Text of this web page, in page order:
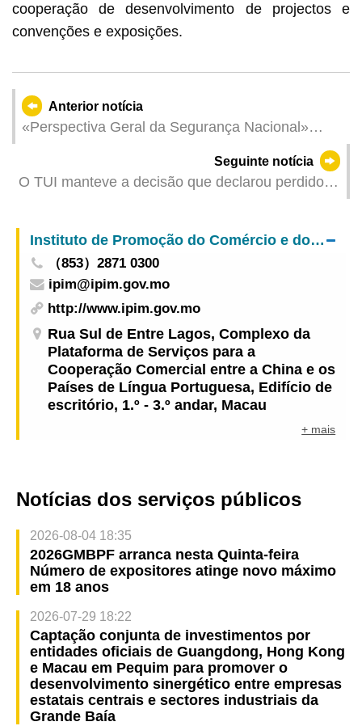
cooperação de desenvolvimento de projectos e
convenções e exposições.
Anterior notícia
«Perspectiva Geral da Segurança Nacional»
da RAEM
Seguinte notícia
O TUI manteve a decisão que declarou perdidos
Instituto de Promoção do Comércio e do Investimento
（853）2871 0300
ipim@ipim.gov.mo
http://www.ipim.gov.mo
Rua Sul de Entre Lagos, Complexo da
Plataforma de Serviços para a
Cooperação Comercial entre a China e os
Países de Língua Portuguesa, Edifício de
escritório, 1.º - 3.º andar, Macau
+ mais
Notícias dos serviços públicos
2026-08-04 18:35
2026GMBPF arranca nesta Quinta-feira
Número de expositores atinge novo máximo
em 18 anos
2026-07-29 18:22
Captação conjunta de investimentos por
entidades oficiais de Guangdong, Hong Kong
e Macau em Pequim para promover o
desenvolvimento sinergético entre empresas
estatais centrais e sectores industriais da
Grande Baía